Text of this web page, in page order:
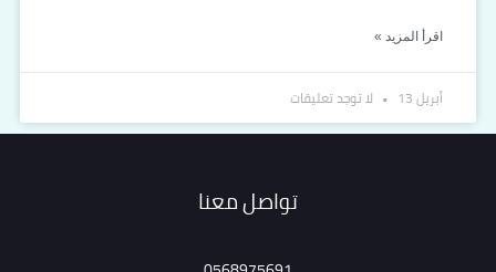
اقرأ المزيد »
أبريل 13 لا توجد تعليقات
تواصل معنا